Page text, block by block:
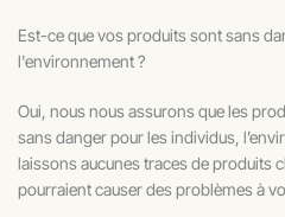
Est-ce que vos produits sont sans
l'environnement ?
Oui, nous nous assurons que les
sans danger pour les individus,
laissons aucunes traces de produits
pourraient causer des problèmes à